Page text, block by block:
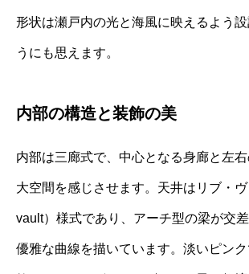
形状は瀬戸内の光と海風に映えるよう
うにも思えます。
内部の構造と装飾の美
内部は三廊式で、中心となる身廊と左右
大空間を感じさせます。天井はリブ・
vault）様式であり、アーチ型の梁が交
優雅な曲線を描いています。淡いピン